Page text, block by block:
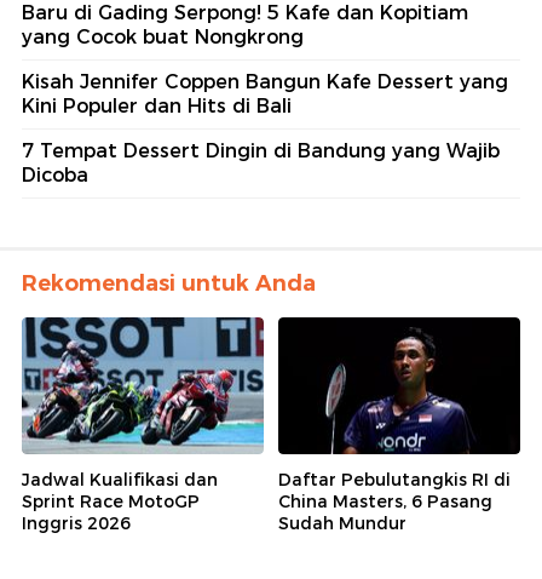
Baru di Gading Serpong! 5 Kafe dan Kopitiam
yang Cocok buat Nongkrong
Kisah Jennifer Coppen Bangun Kafe Dessert yang
Kini Populer dan Hits di Bali
7 Tempat Dessert Dingin di Bandung yang Wajib
Dicoba
Rekomendasi untuk Anda
Jadwal Kualifikasi dan
Sprint Race MotoGP
Inggris 2026
Daftar Pebulutangkis RI di
China Masters, 6 Pasang
Sudah Mundur